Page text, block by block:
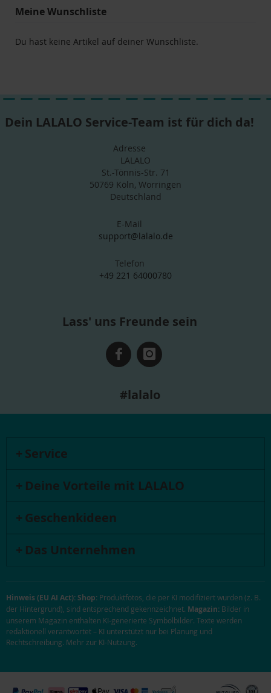
Meine Wunschliste
Du hast keine Artikel auf deiner Wunschliste.
Dein LALALO Service-Team ist für dich da!
Adresse
LALALO
St.-Tönnis-Str. 71
50769 Köln, Worringen
Deutschland
E-Mail
support@lalalo.de
Telefon
+49 221 64000780
Lass' uns Freunde sein
#lalalo
Service
Deine Vorteile mit LALALO
Geschenkideen
Das Unternehmen
Hinweis (EU AI Act):Shop: Produktfotos, die per KI modifiziert wurden (z. B.
der Hintergrund), sind entsprechend gekennzeichnet. Magazin: Bilder in
unserem Magazin enthalten KI-generierte Symbolbilder. Texte werden
redaktionell verantwortet – KI unterstützt nur bei Planung und
Rechtschreibung. Mehr zur KI-Nutzung.